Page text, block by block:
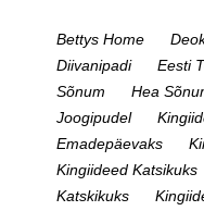
Bettys Home
Diivanipadi
Eesti
Sõnum
Hea
Joogipudel
Emadepäevaks
Kingiideed Katsikuks
Katskikuks